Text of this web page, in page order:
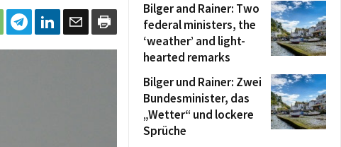
Bilger and Rainer: Two
federal ministers, the
‘weather’ and light-
hearted remarks
Bilger und Rainer: Zwei
Bundesminister, das
„Wetter“ und lockere
Sprüche